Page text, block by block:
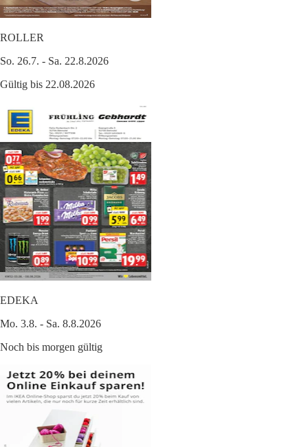
ROLLER
So. 26.7. - Sa. 22.8.2026
Gültig bis 22.08.2026
EDEKA
Mo. 3.8. - Sa. 8.8.2026
Noch bis morgen gültig